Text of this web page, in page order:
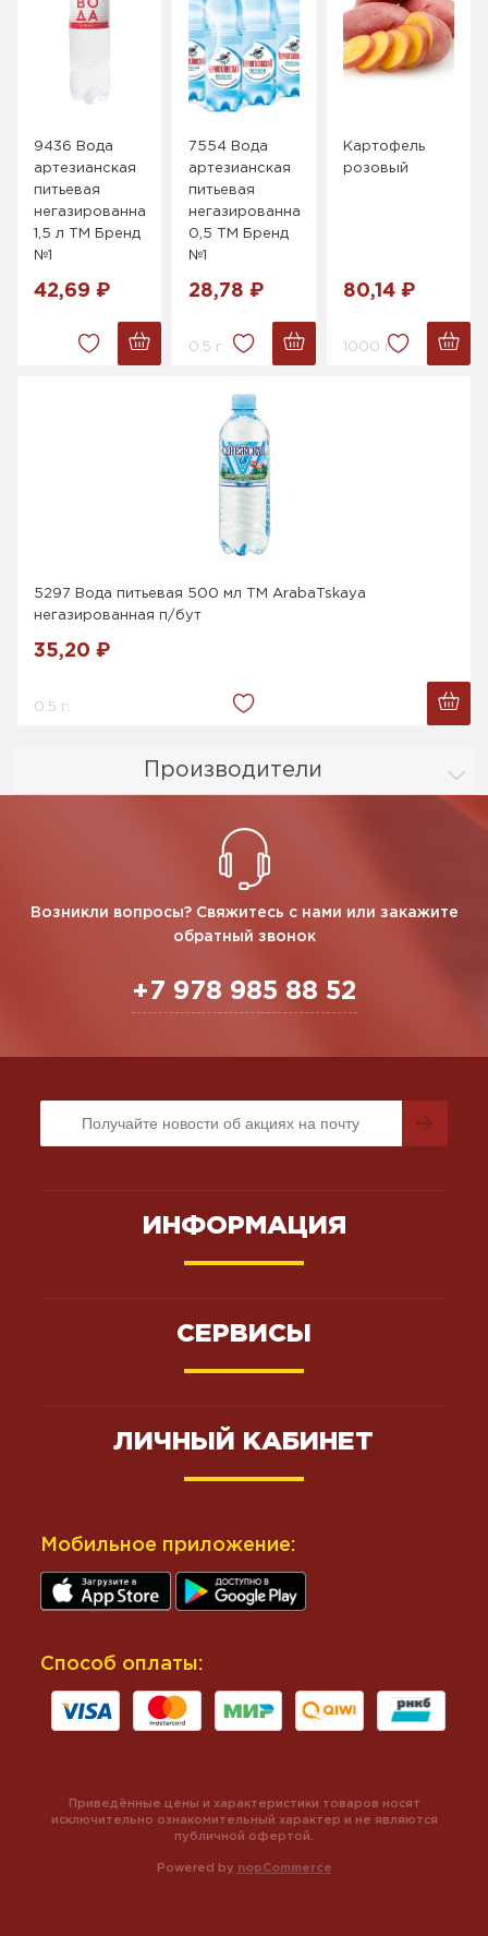
Производители
9436 Вода
артезианская
питьевая
негазированная
1,5 л ТМ Бренд
№1
42,69 ₽
7554 Вода
артезианская
питьевая
негазированная
0,5 ТМ Бренд
№1
28,78 ₽
0.5 г.
Картофель
розовый
80,14 ₽
1000 г.
5297 Вода питьевая 500 мл ТМ ArabaTskaya
негазированная п/бут
35,20 ₽
0.5 г.
Возникли вопросы? Свяжитесь с нами или закажите
обратный звонок
+7 978 985 88 52
ИНФОРМАЦИЯ
СЕРВИСЫ
ЛИЧНЫЙ КАБИНЕТ
Мобильное приложение:
Способ оплаты:
Powered by nopCommerce
Приведённые цены и характеристики товаров носят
исключительно ознакомительный характер и не являются
публичной офертой.